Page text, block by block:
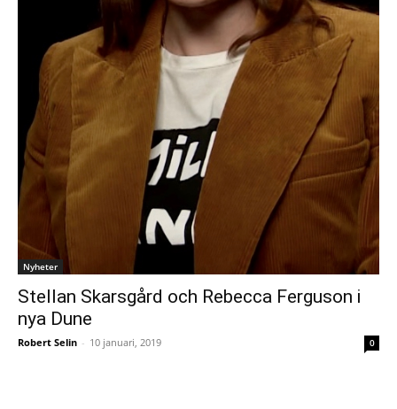
Nyheter
Stellan Skarsgård och Rebecca Ferguson i
nya Dune
Robert Selin - 10 januari, 2019 0